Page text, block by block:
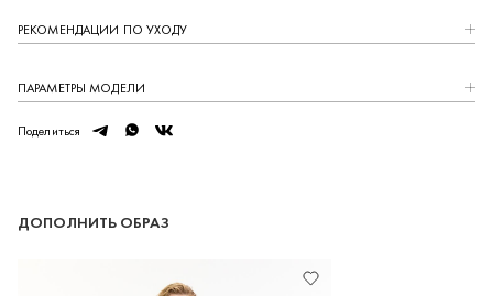
РЕКОМЕНДАЦИИ ПО УХОДУ
ПАРАМЕТРЫ МОДЕЛИ
Поделиться telegramwhatsapp
vk
ДОПОЛНИТЬ ОБРАЗ